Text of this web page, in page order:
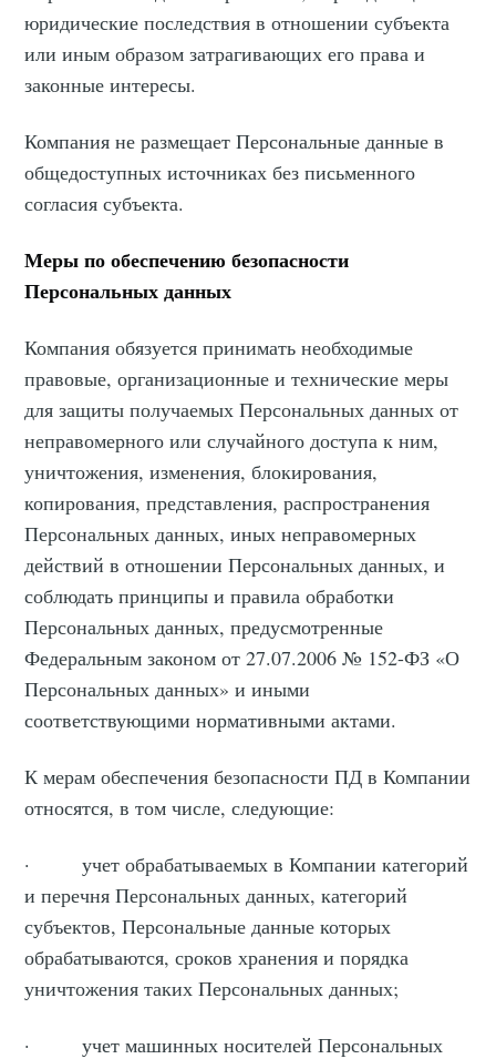
юридические последствия в отношении субъекта
или иным образом затрагивающих его права и
законные интересы.
Компания не размещает Персональные данные в
общедоступных источниках без письменного
согласия субъекта.
Меры по обеспечению безопасности
Персональных данных
Компания обязуется принимать необходимые
правовые, организационные и технические меры
для защиты получаемых Персональных данных от
неправомерного или случайного доступа к ним,
уничтожения, изменения, блокирования,
копирования, представления, распространения
Персональных данных, иных неправомерных
действий в отношении Персональных данных, и
соблюдать принципы и правила обработки
Персональных данных, предусмотренные
Федеральным законом от 27.07.2006 № 152-ФЗ «О
Персональных данных» и иными
соответствующими нормативными актами.
К мерам обеспечения безопасности ПД в Компании
относятся, в том числе, следующие:
· учет обрабатываемых в Компании категорий
и перечня Персональных данных, категорий
субъектов, Персональные данные которых
обрабатываются, сроков хранения и порядка
уничтожения таких Персональных данных;
· учет машинных носителей Персональных